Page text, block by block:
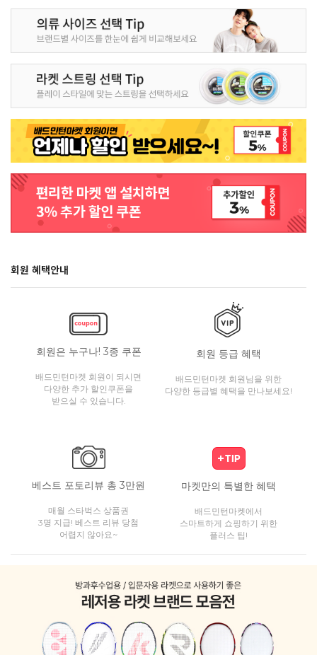
회원 혜택안내
회원은 누구나! 3종 쿠폰
배드민턴마켓 회원이 되시면
다양한 추가 할인쿠폰을
받으실 수 있습니다.
회원 등급 혜택
배드민턴마켓 회원님을 위한
다양한 등급별 혜택을 만나보세요!
베스트 포토리뷰 총 3만원
매월 스타벅스 상품권
3명 지급! 베스트 리뷰 당첨
어렵지 않아요~
마켓만의 특별한 혜택
배드민턴마켓에서
스마트하게 쇼핑하기 위한
플러스 팁!